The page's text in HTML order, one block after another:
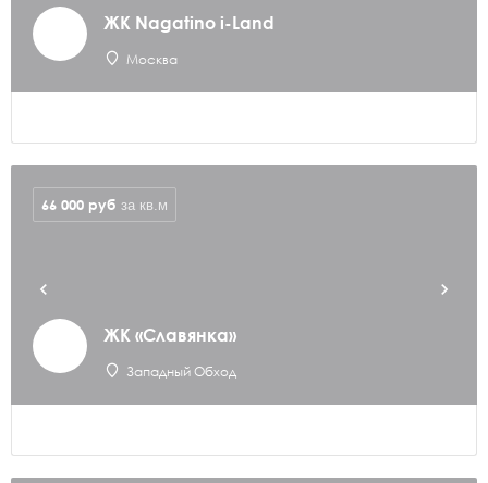
ЖК Nagatino i-Land
Москва
ЖК «Славянка»
Западный Обход
66 000 руб за кв.м